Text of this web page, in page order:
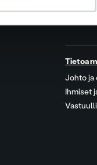
Tietoa
Johto ja
Ihmiset